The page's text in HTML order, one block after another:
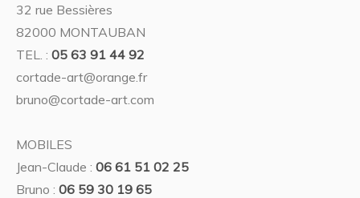
32 rue Bessières
82000 MONTAUBAN
TEL. :05 63 91 44 92
cortade-art@orange.fr
bruno@cortade-art.com
MOBILES
Jean-Claude :06 61 51 02 25
Bruno :06 59 30 19 65